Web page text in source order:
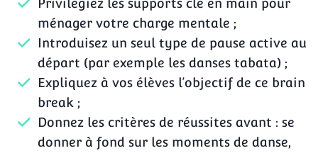
ménager votre charge mentale ;
Introduisez un seul type de pause active au
départ (par exemple les danses tabata) ;
Expliquez à vos élèves l’objectif de ce brain
break ;
Donnez les critères de réussites avant : se
donner à fond sur les moments de danse,